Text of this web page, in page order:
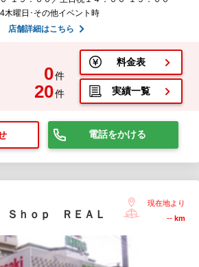
木曜日･その他イベント時
店舗詳細はこちら
0件
20件
料金表
実績一覧
電話をかける
Ｓｈｏｐ ＲＥＡＬ
現在地より
-- km